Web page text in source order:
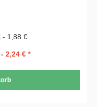
- 1,88 €
2,24 € *